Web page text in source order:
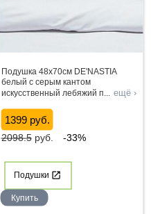
Подушка 48x70см DE'NASTIA
белый с серым кантом
искусственный лебяжий п
ещё ›
1399 руб.
2098.5руб. -33%
Подушки
Купить